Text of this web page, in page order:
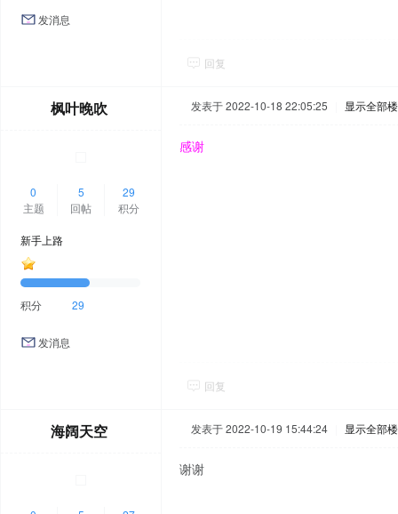
发消息
回复
枫叶晚吹
0
主题
5
回帖
29
积分
新手上路
积分 29
发消息
发表于 2022-10-18 22:05:25 显示全部
感谢
回复
海阔天空 发表于 2022-10-19 15:44:24 显示全部
谢谢